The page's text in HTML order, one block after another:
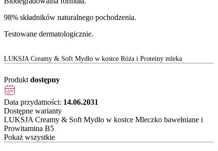
98% składników naturalnego pochodzenia.
Testowane dermatologicznie.
LUKSJA Creamy & Soft Mydło w kostce Róża i Proteiny mleka
Produkt dostępny
Data przydatności: 14.06.2031
Dostępne warianty
LUKSJA Creamy & Soft Mydło w kostce Mleczko bawełniane i
Prowitamina B5
Pokaż wszystkie